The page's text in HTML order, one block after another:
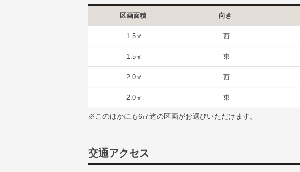
区画面積 向き
1.5㎡ 西
1.5㎡ 東
2.0㎡ 西
2.0㎡ 東
※このほかにも6㎡迄の区画がお選びいただけます。
交通アクセス